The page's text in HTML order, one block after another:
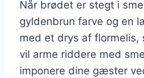
Når brødet er stegt i
gyldenbrun farve og en
med et drys af
vil arme riddere med
imponere dine gæster